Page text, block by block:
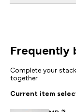
Frequently
Complete your
together
Current item